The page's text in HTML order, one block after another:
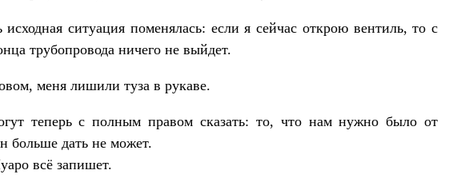
исходная ситуация поменялась: если я сейчас открою вентиль, то с
трубопровода ничего не выйдет.
меня лишили туза в рукаве.
теперь с полным правом сказать: то, что нам нужно было от
больше дать не может.
всё запишет.